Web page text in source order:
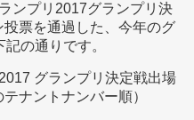
ンプリ2017グランプリ決
票を通過した、今年のグ
の通りです。
グランプリ決定戦出場
ナントナンバー順）